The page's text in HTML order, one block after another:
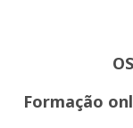
Formação